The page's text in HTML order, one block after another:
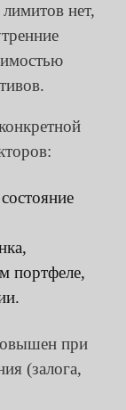
нет,
портфеле,
при
(залога,